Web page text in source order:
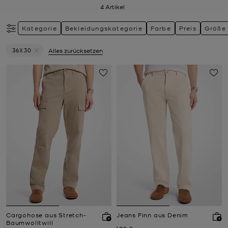
4Artikel
Kategorie Bekleidungskategorie Farbe Preis Größe
36X30
Alles zurücksetzen
Cargohose aus Stretch-
Baumwolltwill
Jeans Finn aus Denim